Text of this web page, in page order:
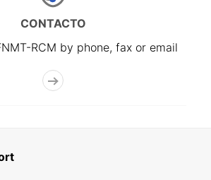
CONTACTO
RCM by phone, fax or email